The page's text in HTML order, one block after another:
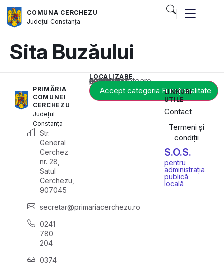
COMUNA CERCHEZU
JudețulConstanța
Sita Buzăului
PRIMĂRIA
COMUNEI
CERCHEZU
Județul
Constanța
Str.
General
Cerchez
nr. 28,
Satul
Cerchezu,
907045
secretar@primariacerchezu.ro
0241
780
204
0374
LOCALIZARE
Acest conținut este blocat până când acceptați categoria corespunzătoare de cookie-uri.
Accept categoria Funcționalitate
LINKURI
UTILE
Contact
Termeni și
condiții
S.O.S.
pentru
administrația
publică
locală